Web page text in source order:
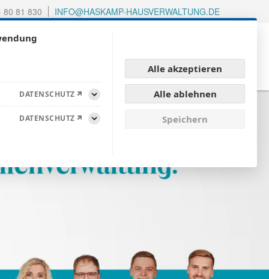
80 81 830 INFO@HASKAMP-HAUSVERWALTUNG.DE
DATENSCHUTZ
Aufklappen
DATENSCHUTZ
Aufklappen
Alle akzeptieren
Alle ablehnen
Speichern